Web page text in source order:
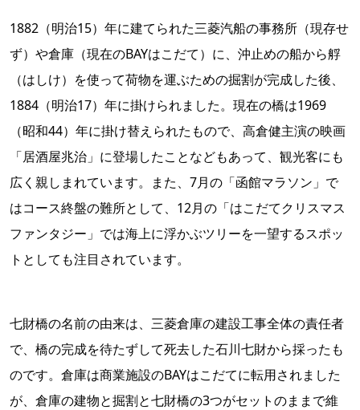
1882（明治15）年に建てられた三菱汽船の事務所（現存せ
ず）や倉庫（現在のBAYはこだて）に、沖止めの船から艀
（はしけ）を使って荷物を運ぶための掘割が完成した後、
1884（明治17）年に掛けられました。現在の橋は1969
（昭和44）年に掛け替えられたもので、高倉健主演の映画
「居酒屋兆治」に登場したことなどもあって、観光客にも
広く親しまれています。また、7月の「函館マラソン」で
はコース終盤の難所として、12月の「はこだてクリスマス
ファンタジー」では海上に浮かぶツリーを一望するスポッ
トとしても注目されています。
七財橋の名前の由来は、三菱倉庫の建設工事全体の責任者
で、橋の完成を待たずして死去した石川七財から採ったも
のです。倉庫は商業施設のBAYはこだてに転用されました
が、倉庫の建物と掘割と七財橋の3つがセットのままで維